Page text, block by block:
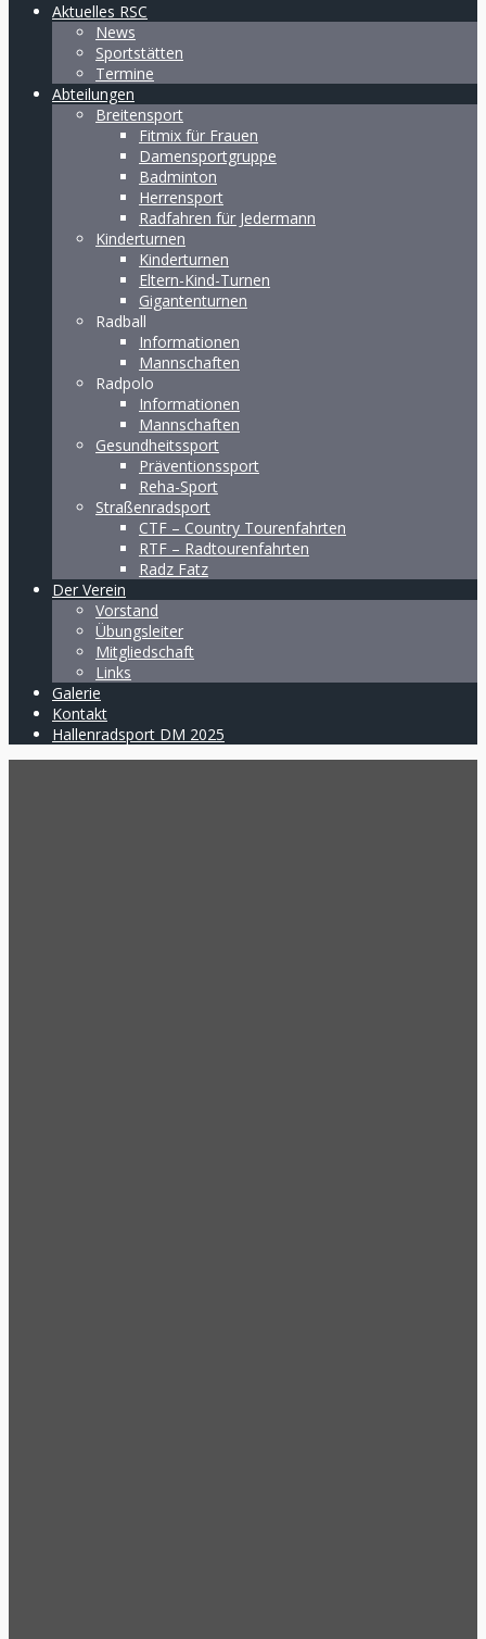
Aktuelles RSC
News
Sportstätten
Termine
Abteilungen
Breitensport
Fitmix für Frauen
Damensportgruppe
Badminton
Herrensport
Radfahren für Jedermann
Kinderturnen
Kinderturnen
Eltern-Kind-Turnen
Gigantenturnen
Radball
Informationen
Mannschaften
Radpolo
Informationen
Mannschaften
Gesundheitssport
Präventionssport
Reha-Sport
Straßenradsport
CTF – Country Tourenfahrten
RTF – Radtourenfahrten
Radz Fatz
Der Verein
Vorstand
Übungsleiter
Mitgliedschaft
Links
Galerie
Kontakt
Hallenradsport DM 2025